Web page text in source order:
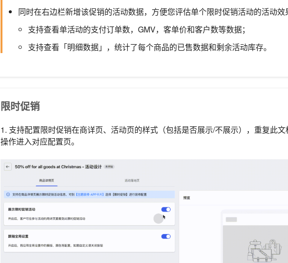
同时在右边栏新增该促销的活动数据，方便您评估单个限时促销活动的活动效
支持查看单活动的支付订单数，GMV，客单价和客户数等数据；
支持查看「明细数据」，统计了每个商品的已售数据和剩余活动库存。
限时促销
1. 支持配置限时促销在商详页、活动页的样式（包括是否展示/不展示），重复此
操作进入对应配置页。